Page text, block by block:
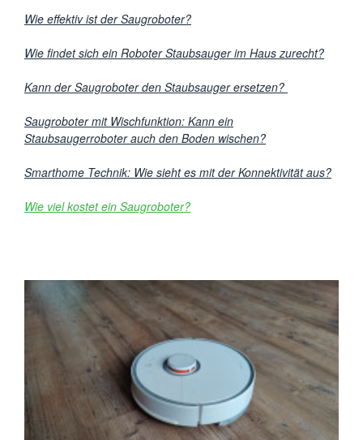
Wie effektiv ist der Saugroboter?
Wie findet sich ein Roboter Staubsauger im Haus zurecht?
Kann der Saugroboter den Staubsauger ersetzen?
Saugroboter mit Wischfunktion: Kann ein
Staubsaugerroboter auch den Boden wischen?
Smarthome Technik: Wie sieht es mit der Konnektivität aus?
Wie viel kostet ein Saugroboter?